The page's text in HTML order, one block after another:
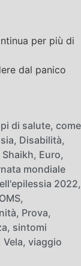
per più di
dal panico
di salute, come
, Disabilità,
Shaikh, Euro,
mondiale
2022,
OMS,
, Prova,
, sintomi
Vela, viaggio